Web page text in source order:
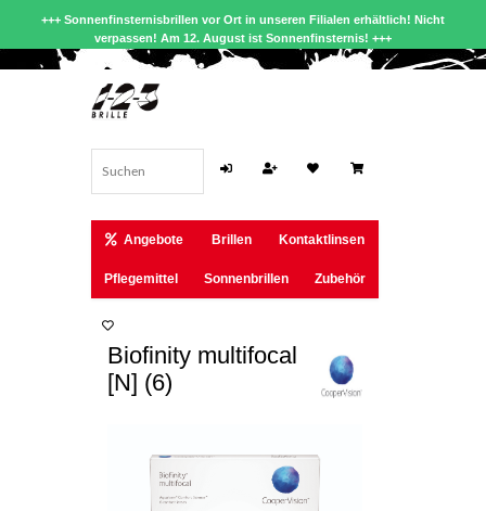
+++ Sonnenfinsternisbrillen vor Ort in unseren Filialen erhältlich! Nicht
verpassen! Am 12. August ist Sonnenfinsternis! +++
Angebote Brillen Kontaktlinsen
Pflegemittel Sonnenbrillen Zubehör
Biofinity multifocal
[N] (6)